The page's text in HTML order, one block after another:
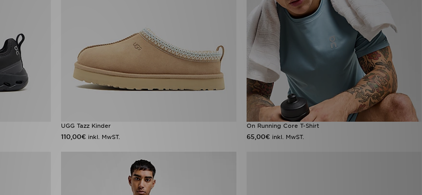
UGG Tazz Kinder
110,00€ inkl. MwST.
On Running Core T-Shirt
65,00€ inkl. MwST.